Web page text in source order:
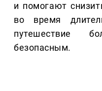
и помогают
во время
путешествие
безопасным.